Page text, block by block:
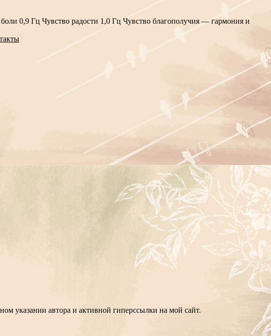
0,9 Гц Чувство радости 1,0 Гц Чувство благополучия — гармония и
указании автора и активной гиперссылки на мой сайт.